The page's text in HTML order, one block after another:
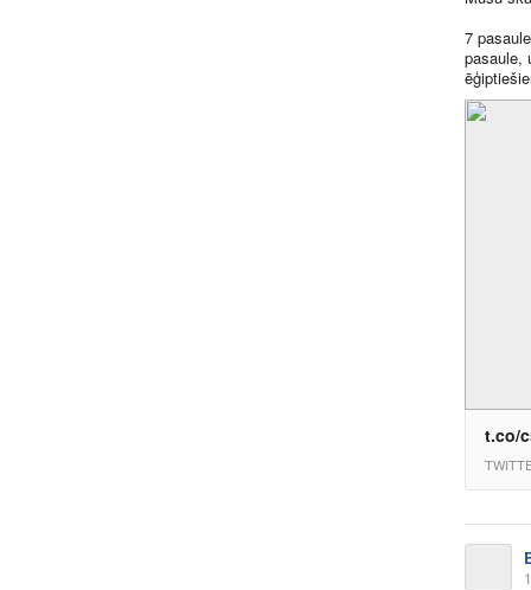
7
pasaule,
t.co/